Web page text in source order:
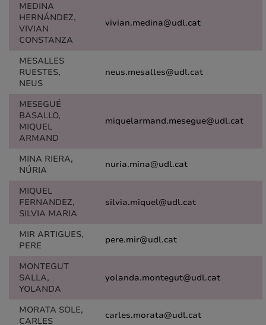
MEDINA
HERNÁNDEZ,
VIVIAN
CONSTANZA
vivian.medina@udl.cat
MESALLES
RUESTES,
NEUS
neus.mesalles@udl.cat
MESEGUÉ
BASALLO,
MIQUEL
ARMAND
miquelarmand.mesegue@udl.cat
MINA RIERA,
NÚRIA
nuria.mina@udl.cat
MIQUEL
FERNANDEZ,
SILVIA MARIA
silvia.miquel@udl.cat
MIR ARTIGUES,
PERE
pere.mir@udl.cat
MONTEGUT
SALLA,
YOLANDA
yolanda.montegut@udl.cat
MORATA SOLE,
CARLES
carles.morata@udl.cat